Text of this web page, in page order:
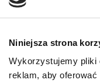
Niniejsza strona
Wykorzystujemy pliki
reklam, aby oferować
PRZECZYTAJ